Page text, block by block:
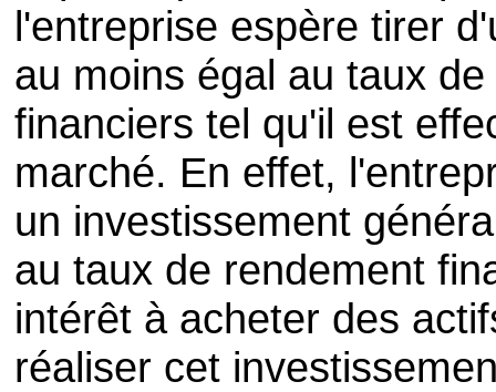
l'entreprise espère tirer
au moins égal au taux
financiers tel qu'il est
marché. En effet,
un investissement
au taux de rendement
intérêt à acheter des
réaliser cet